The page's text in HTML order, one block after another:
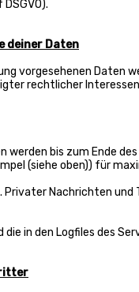
deiner Daten
vorgesehenen Daten
rechtlicher
werden bis zum Ende
(siehe oben)) für
Privater Nachrichten
in den Logfiles des